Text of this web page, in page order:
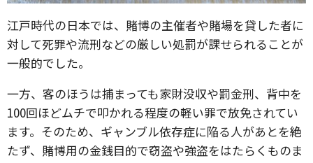
江戸時代の日本では、賭博の主催者や賭場を貸した者に
対して死罪や流刑などの厳しい処罰が課せられることが
一般的でした。
一方、客のほうは捕まっても家財没収や罰金刑、背中を
100回ほどムチで叩かれる程度の軽い罪で放免されてい
ます。そのため、ギャンブル依存症に陥る人があとを絶
たず、賭博用の金銭目的で窃盗や強盗をはたらくものま